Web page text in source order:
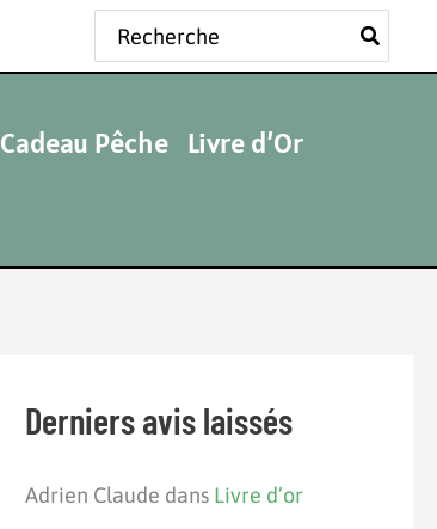
Rechercher:
Cadeau Pêche Livre d’Or
Derniers avis laissés
Adrien Claude dans Livre d’or